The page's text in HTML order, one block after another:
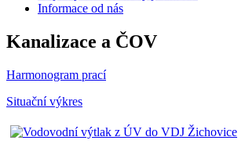
Informace od nás
Kanalizace a ČOV
Harmonogram prací
Situační výkres